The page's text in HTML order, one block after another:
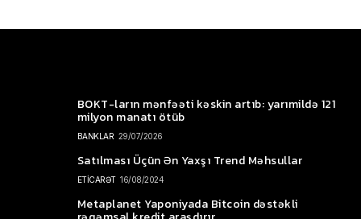
BOKT-ların mənfəəti kəskin artıb: yarımildə 121
milyon manatı ötüb
BANKLAR 29/07/2026
Satılması Üçün Ən Yaxşı Trend Məhsullar
ETİCARƏT 16/08/2024
Metaplanet Yaponiyada Bitcoin dəstəkli